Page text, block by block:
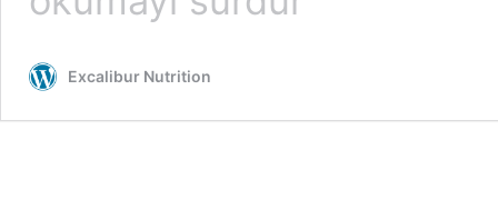
Excalibur Nutrition